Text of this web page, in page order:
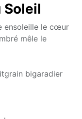
Soleil
ensoleille le cœur
mêle le
bigaradier